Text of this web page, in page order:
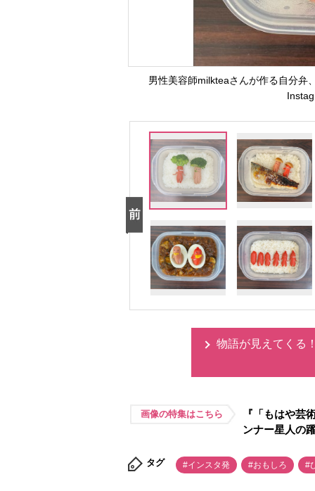
男性美容師milkteaさんが作る自分
物語が見えてくる
画像の特集はこちら
『「もはや芸
ンナー星人の
タグ #インスタ発 #おもしろ #